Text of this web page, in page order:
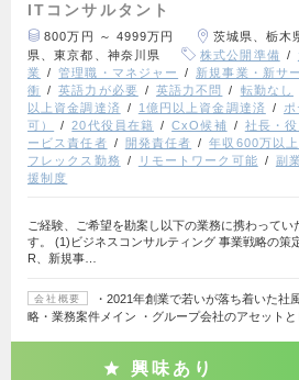
ITコンサルタント
800万円 ～ 4999万円
茨城県、栃木
県、東京都、神奈川県
株式公開準備
業
管理職・マネジャー 新規事業・新サ
衝
英語力が必要 英語力不問 転勤なし
以上資金調達済
1億円以上資金調達済
可）
20代役員在籍 CxO候補 社長・
ービス責任者
開発責任者 年収600万以上
フレックス勤務
リモートワーク可能 副
援制度
ご経験、ご希望を勘案し以下の業務に携わってい
す。 (1)ビジネスコンサルティング 事業戦略の策
R、新規事…
会社概要
・2021年創業で若いが落ち着いた社
略・業務案件メイン ・グループ会社のアセット
興味あり